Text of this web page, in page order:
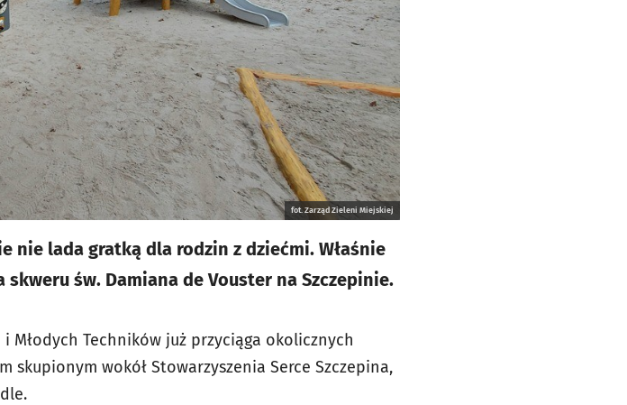
fot. Zarząd Zieleni Miejskiej
nie lada gratką dla rodzin z dziećmi. Właśnie
św. Damiana de Vouster na Szczepinie.
Młodych Techników już przyciąga okolicznych
skupionym wokół Stowarzyszenia Serce Szczepina,